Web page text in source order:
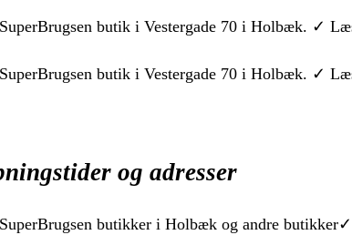
butik i Vestergade 70 i Holbæk. ✓
butik i Vestergade 70 i Holbæk. ✓
og adresser
butikker i Holbæk og andre